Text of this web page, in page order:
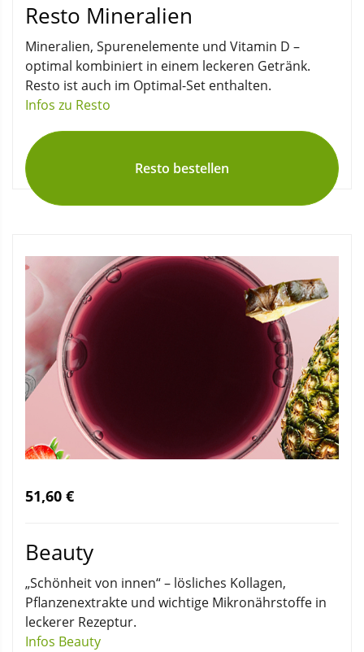
Resto Mineralien
Mineralien, Spurenelemente und Vitamin D –
optimal kombiniert in einem leckeren Getränk.
Resto ist auch im Optimal-Set enthalten.
Infos zu Resto
Resto bestellen
51,60 €
Beauty
„Schönheit von innen“ – lösliches Kollagen,
Pflanzenextrakte und wichtige Mikronährstoffe in
leckerer Rezeptur.
Infos Beauty